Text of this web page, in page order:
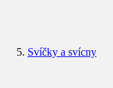
Svíčky a svícny